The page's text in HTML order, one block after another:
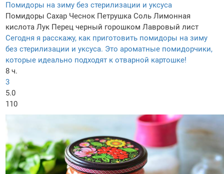
Помидоры на зиму без стерилизации и уксуса
Помидоры Сахар Чеснок Петрушка Соль Лимонная
кислота Лук Перец черный горошком Лавровый лист
Сегодня я расскажу, как приготовить помидоры на зиму
без стерилизации и уксуса. Это ароматные помидорчики,
которые идеально подходят к отварной картошке!
8 ч.
3
5.0
110